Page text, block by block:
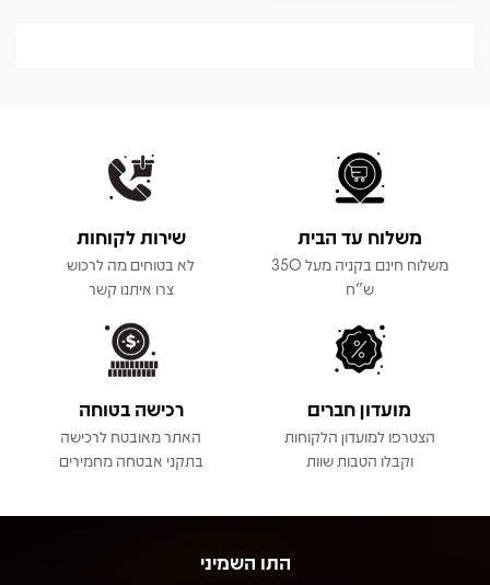
משלוח עד הבית
משלוח חינם בקניה מעל 350
ש"ח
שירות לקוחות
לא בטוחים מה לרכוש
צרו איתנו קשר
מועדון חברים
הצטרפו למועדון הלקוחות
וקבלו הטבות שוות
רכישה בטוחה
האתר מאובטח לרכישה
בתקני אבטחה מחמירים
התו השמיני